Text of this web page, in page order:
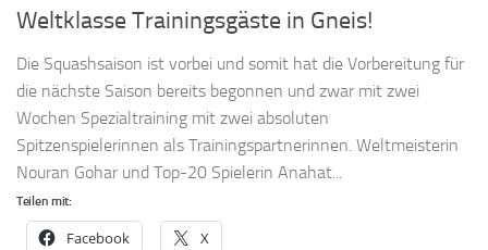
Weltklasse Trainingsgäste in Gneis!
Die Squashsaison ist vorbei und somit hat die Vorbereitung für
die nächste Saison bereits begonnen und zwar mit zwei
Wochen Spezialtraining mit zwei absoluten
Spitzenspielerinnen als Trainingspartnerinnen. Weltmeisterin
Nouran Gohar und Top-20 Spielerin Anahat...
Teilen mit:
Facebook X